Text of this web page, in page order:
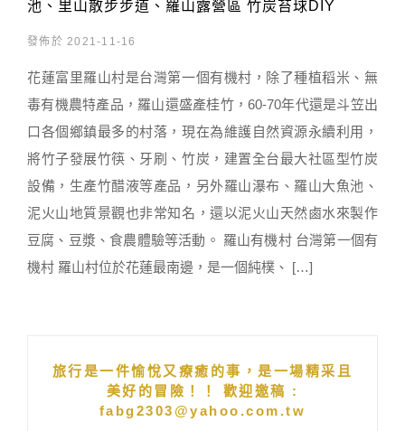
池、里山散步步道、羅山露營區 竹炭苔球DIY
發佈於 2021-11-16
花蓮富里羅山村是台灣第一個有機村，除了種植稻米、無
毒有機農特產品，羅山還盛產桂竹，60-70年代還是斗笠出
口各個鄉鎮最多的村落，現在為維護自然資源永續利用，
將竹子發展竹筷、牙刷、竹炭，建置全台最大社區型竹炭
設備，生產竹醋液等產品，另外羅山瀑布、羅山大魚池、
泥火山地質景觀也非常知名，還以泥火山天然鹵水來製作
豆腐、豆漿、食農體驗等活動。 羅山有機村 台灣第一個有
機村 羅山村位於花蓮最南邊，是一個純樸、 […]
旅行是一件愉悅又療癒的事，是一場精采且
美好的冒險！！ 歡迎邀稿 :
fabg2303@yahoo.com.tw